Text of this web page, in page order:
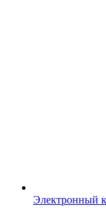
Электронный